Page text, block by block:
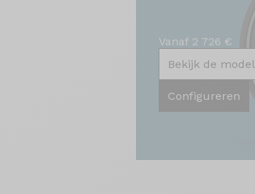
Vanaf 2 726 €
Bekijk de
Configureren